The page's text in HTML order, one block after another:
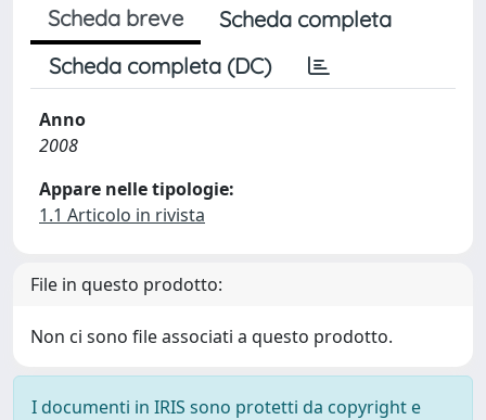
Scheda breve
Scheda completa
Scheda completa (DC)
Anno
2008
Appare nelle tipologie:
1.1 Articolo in rivista
File in questo prodotto:
Non ci sono file associati a questo prodotto.
I documenti in IRIS sono protetti da copyright e